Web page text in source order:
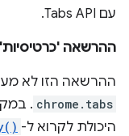
עם Tabs API.
ההרשאה 'כרטיסיות'
ההרשאה הזו לא
chrome.tabs
.
היכולת לקרוא ל-